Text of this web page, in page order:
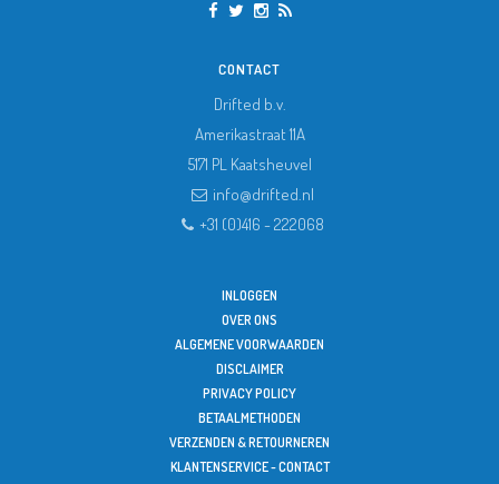
CONTACT
Drifted b.v.
Amerikastraat 11A
5171 PL Kaatsheuvel
info@drifted.nl
+31 (0)416 - 222068
INLOGGEN
OVER ONS
ALGEMENE VOORWAARDEN
DISCLAIMER
PRIVACY POLICY
BETAALMETHODEN
VERZENDEN & RETOURNEREN
KLANTENSERVICE - CONTACT